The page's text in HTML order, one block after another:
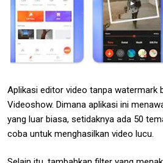
Aplikasi editor video tanpa watermark
Videoshow. Dimana aplikasi ini
yang luar biasa, setidaknya ada 50
coba untuk menghasilkan video lucu.